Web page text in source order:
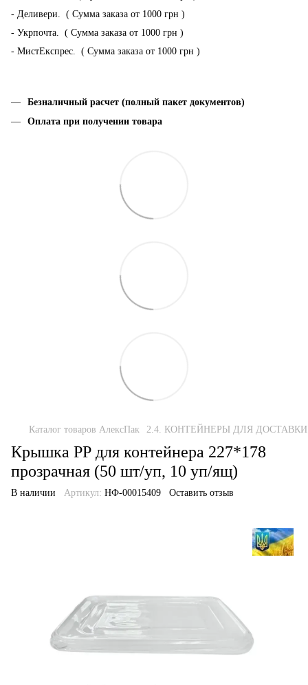
- Деливери. ( Сумма заказа от 1000 грн )
- Укрпочта. ( Сумма заказа от 1000 грн )
- МистЕкспрес. ( Сумма заказа от 1000 грн )
Безналичный расчет (полный пакет документов)
Оплата при получении товара
Каталог товаров АлексПак 2.4. КОНТЕЙНЕРЫ ДЛЯ
Крышка РР для контейнера 227*178
прозрачная (50 шт/уп, 10 уп/ящ)
В наличии Артикул: НФ-00015409 Оставить отзыв